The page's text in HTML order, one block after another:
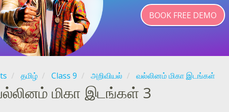
BOOK FREE DEMO
தமிழ் Class 9 அறிவியல் வல்லினம் மிகா இடங்கள்
மிகா இடங்கள் 3